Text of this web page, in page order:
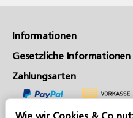
Informationen
Gesetzliche Informationen
Zahlungsarten